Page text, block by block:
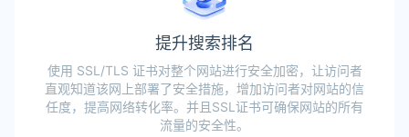
提升搜索排名
使用 SSL/TLS 证书对整个网站进行安全加密，让访问者
直观知道该网上部署了安全措施，增加访问者对网站的信
任度，提高网络转化率。并且SSL证书可确保网站的所有
流量的安全性。